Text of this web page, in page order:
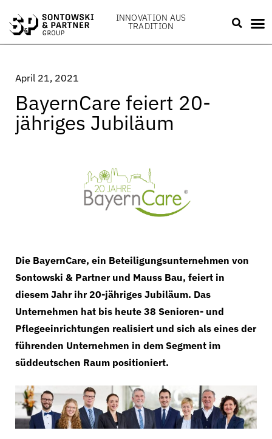
INNOVATION AUS
TRADITION
April 21, 2021
BayernCare feiert 20-
jähriges Jubiläum
Die BayernCare, ein Beteiligungsunternehmen von
Sontowski & Partner und Mauss Bau, feiert in
diesem Jahr ihr 20-jähriges Jubiläum. Das
Unternehmen hat bis heute 38 Senioren- und
Pflegeeinrichtungen realisiert und sich als eines der
führenden Unternehmen in dem Segment im
süddeutschen Raum positioniert.